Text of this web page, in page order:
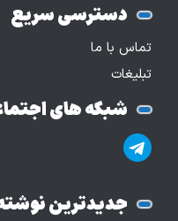
دسترسی سریع
تماس با ما
تبلیغات
شبکه های
جدیدترین